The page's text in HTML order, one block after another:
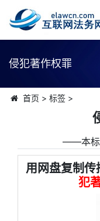
侵犯著作权罪
首页 > 标签>
――本标
用网盘复制
犯